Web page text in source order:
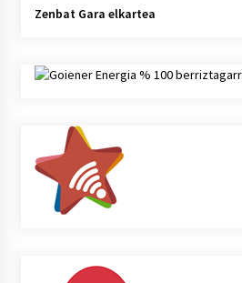
Zenbat Gara elkartea